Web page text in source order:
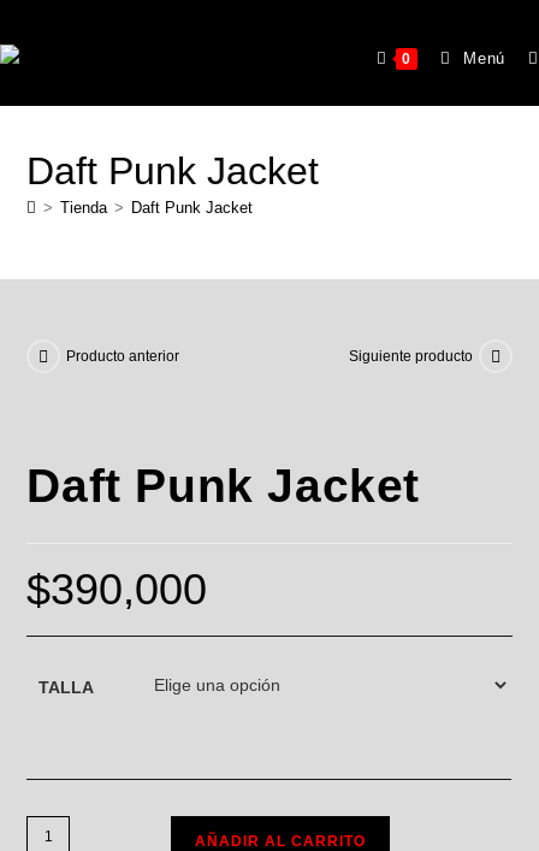
0 Menú
Daft Punk Jacket
> Tienda > Daft Punk Jacket
Producto anterior Siguiente producto
Daft Punk Jacket
$390,000
TALLA
AÑADIR AL CARRITO